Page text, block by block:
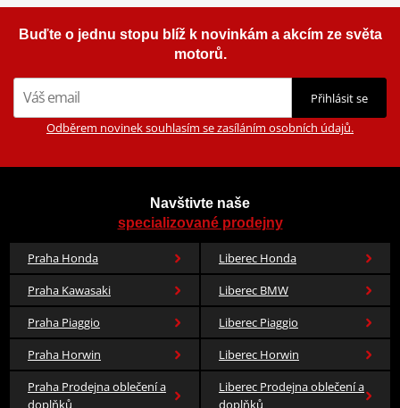
Buďte o jednu stopu blíž k novinkám a akcím ze světa
motorů.
Přihlásit se
Odběrem novinek souhlasím se zasíláním osobních údajů.
Navštivte naše
specializované prodejny
Praha Honda
Liberec Honda
Praha Kawasaki
Liberec BMW
Praha Piaggio
Liberec Piaggio
Praha Horwin
Liberec Horwin
Praha Prodejna oblečení a
doplňků
Liberec Prodejna oblečení a
doplňků